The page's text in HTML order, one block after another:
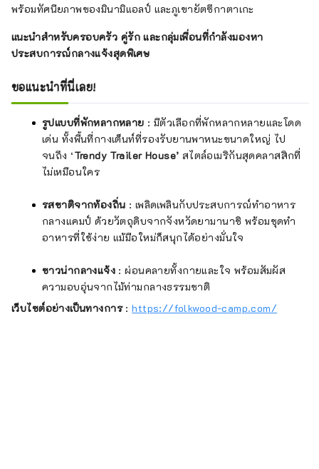
พร้อมทัศนียภาพของมินามิแอลป์ และภูเขายัตซึกาตาเกะ
แนะนำสำหรับครอบครัว คู่รัก และกลุ่มเพื่อนที่กำลังมองหา
ประสบการณ์กลางแจ้งสุดพิเศษ
ขอแนะนำที่นี่เลย!
รูปแบบที่พักหลากหลาย : มีตัวเลือกที่พักหลากหลายและโดด
เด่น ทั้งพื้นที่กางเต็นท์ที่รองรับยานพาหนะขนาดใหญ่ ไป
จนถึง ‘Trendy Trailer House’ สไตล์อเมริกันสุดคลาสสิกที่
ไม่เหมือนใคร
รสชาติจากท้องถิ่น : เพลิดเพลินกับประสบการณ์ทำอาหาร
กลางแคมป์ ด้วยวัตถุดิบจากจังหวัดยามานาชิ พร้อมชุดทำ
อาหารที่ใช้ง่าย แม้มือใหม่ก็สนุกได้อย่างมั่นใจ
ซาวน่ากลางแจ้ง : ผ่อนคลายทั้งกายและใจ พร้อมสัมผัส
ความอบอุ่นจากไม้ท่ามกลางธรรมชาติ
เว็บไซต์อย่างเป็นทางการ:https://folkwood-camp.com/